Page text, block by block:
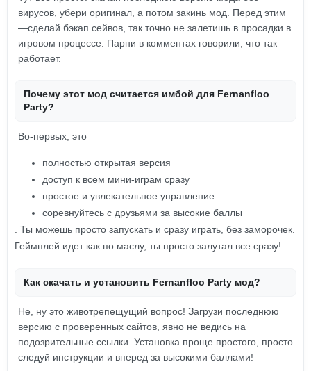
вирусов, убери оригинал, а потом закинь мод. Перед этим
—сделай бэкап сейвов, так точно не залетишь в просадки в
игровом процессе. Парни в комментах говорили, что так
работает.
Почему этот мод считается имбой для Fernanfloo
Party?
Во-первых, это
полностью открытая версия
доступ к всем мини-играм сразу
простое и увлекательное управление
соревнуйтесь с друзьями за высокие баллы
. Ты можешь просто запускать и сразу играть, без заморочек.
Геймплей идет как по маслу, ты просто залутал все сразу!
Как скачать и установить Fernanfloo Party мод?
Не, ну это животрепещущий вопрос! Загрузи последнюю
версию с проверенных сайтов, явно не ведись на
подозрительные ссылки. Установка проще простого, просто
следуй инструкции и вперед за высокими баллами!